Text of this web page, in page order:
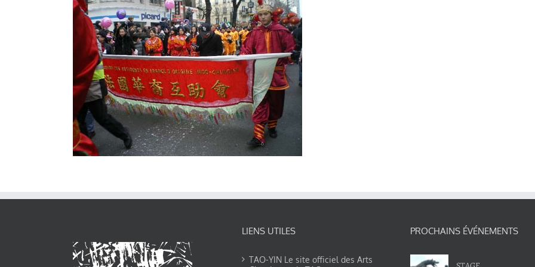
LIENS UTILES
TAO-YIN Le site officiel des Arts
PROCHAINS ÉVÉNEMENTS